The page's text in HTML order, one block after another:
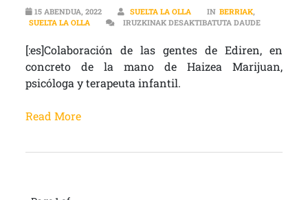
15 ABENDUA, 2022 SUELTA LA OLLA IN BERRIAK,
SUELTA LA OLLA
IRUZKINAK DESAKTIBATUTA DAUDE
[:es]Colaboración de las gentes de Ediren, en
concreto de la mano de Haizea Marijuan,
psicóloga y terapeuta infantil.
Read More